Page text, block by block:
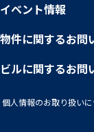
イベント情報
物件に関するお問
ビルに関するお問
個人情報のお取り扱い